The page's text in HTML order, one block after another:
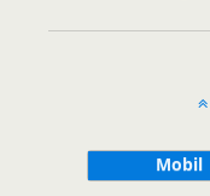
Mobil